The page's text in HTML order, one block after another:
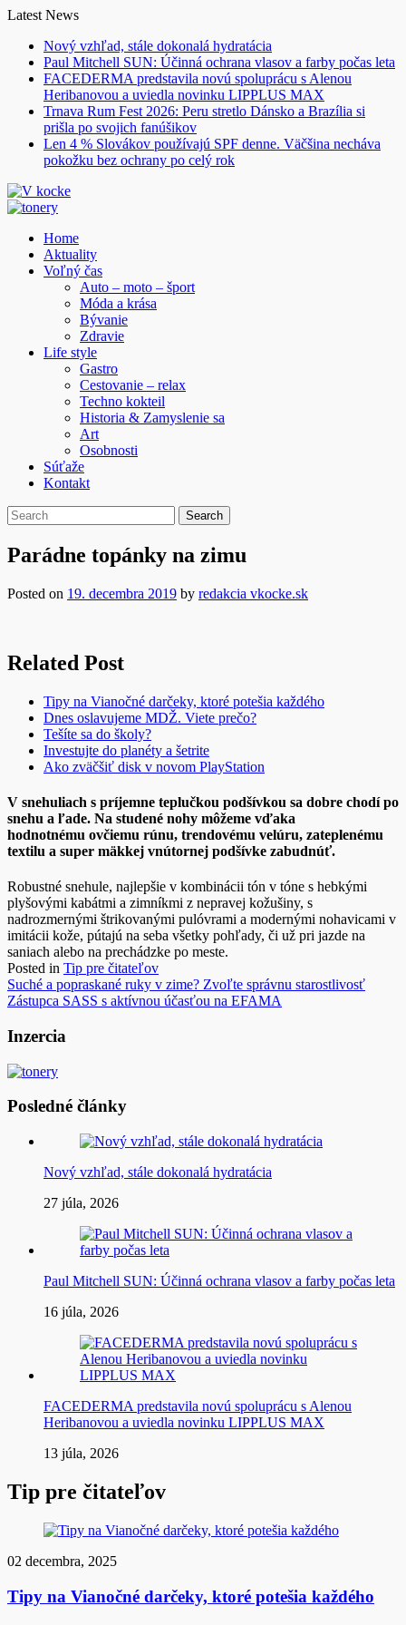
Skip
content
Latest News
Nový vzhľad, stále dokonalá hydratácia
Paul Mitchell SUN: Účinná ochrana vlasov a farby počas leta
FACEDERMA predstavila novú spoluprácu s Alenou
Heribanovou a uviedla novinku LIPPLUS MAX
Trnava Rum Fest 2026: Peru stretlo Dánsko a Brazília si
prišla po svojich fanúšikov
Len 4 % Slovákov používajú SPF denne. Väčšina necháva
pokožku bez ochrany po celý rok
Home
Aktuality
Voľný čas
Auto – moto – šport
Móda a krása
Bývanie
Zdravie
Life style
Gastro
Cestovanie – relax
Techno kokteil
Historia & Zamyslenie sa
Art
Osobnosti
Súťaže
Kontakt
Parádne topánky na zimu
Posted on 19. decembra 2019 by redakcia vkocke.sk
Related Post
Tipy na Vianočné darčeky, ktoré potešia každého
Dnes oslavujeme MDŽ. Viete prečo?
Tešíte sa do školy?
Investujte do planéty a šetrite
Ako zväčšiť disk v novom PlayStation
V snehuliach s príjemne teplučkou podšívkou sa dobre chodí po
snehu a ľade. Na studené nohy môžeme vďaka
hodnotnému ovčiemu rúnu, trendovému velúru, zateplenému
textilu a super mäkkej vnútornej podšívke zabudnúť.
Robustné snehule, najlepšie v kombinácii tón v tóne s hebkými
plyšovými kabátmi a zimníkmi z nepravej kožušiny, s
nadrozmernými štrikovanými pulóvrami a modernými nohavicami v
imitácii kože, pútajú na seba všetky pohľady, či už pri jazde na
saniach alebo na prechádzke po meste.
Posted in Tip pre čitateľov
Navigácia
v
článku
Suché a popraskané ruky v zime? Zvoľte správnu starostlivosť
Zástupca SASS s aktívnou účasťou na EFAMA
Inzercia
Posledné články
Nový vzhľad, stále dokonalá hydratácia
27 júla, 2026
Paul Mitchell SUN: Účinná ochrana vlasov a farby počas leta
16 júla, 2026
FACEDERMA predstavila novú spoluprácu s Alenou
Heribanovou a uviedla novinku LIPPLUS MAX
13 júla, 2026
Tip pre čitateľov
02 decembra, 2025
Tipy na Vianočné darčeky, ktoré potešia každého